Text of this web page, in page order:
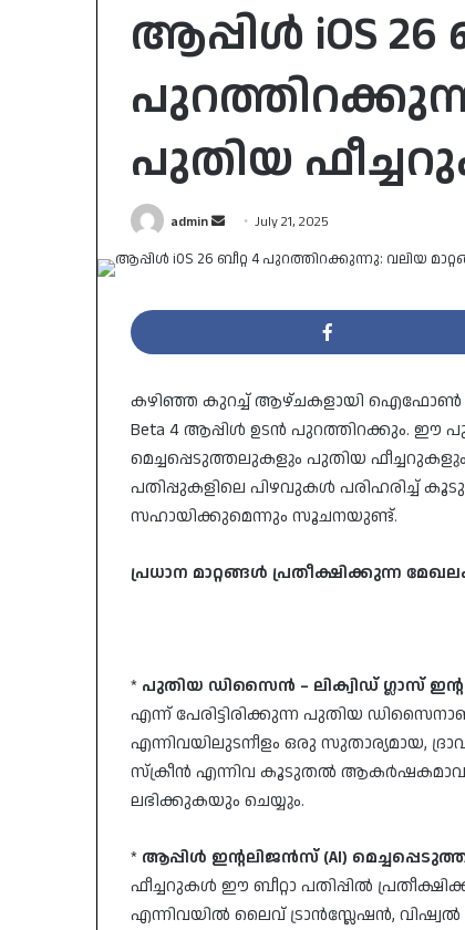
ആപ്പിൾ iOS 26
പുതിയ
admin
Send
an
July 21, 2025
കഴിഞ്ഞ കുറച്ച് ആഴ്ചകളായി ഐഫോൺ
Beta 4 ആപ്പിൾ ഉടൻ പുറത്തിറക്കും. ഈ
മെച്ചപ്പെടുത്തലുകളും പുതിയ ഫീച്ചറുകളും
പതിപ്പുകളിലെ പിഴവുകൾ
സഹായിക്കുമെന്നും സൂചനയുണ്ട്.
പ്രധാന മാറ്റങ്ങൾ പ്രതീക്ഷിക്കുന്ന
* പുതിയ ഡിസൈൻ – ലിക്വിഡ് ഗ്ലാസ്
എന്ന് പേരിട്ടിരിക്കുന്ന പുതിയ
എന്നിവയിലുടനീളം ഒരു സുതാര്യമായ,
സ്ക്രീൻ എന്നിവ കൂടുതൽ
ലഭിക്കുകയും ചെയ്യും.
* ആപ്പിൾ ഇന്റലിജൻസ് (AI)
ഫീച്ചറുകൾ ഈ ബീറ്റാ പതിപ്പിൽ
എന്നിവയിൽ ലൈവ് ട്രാൻസ്ലേഷൻ, വിഷ്വൽ